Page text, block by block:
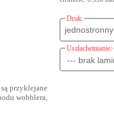
przyklejane
wobblera,
Druk:
Uszlachetnianie: